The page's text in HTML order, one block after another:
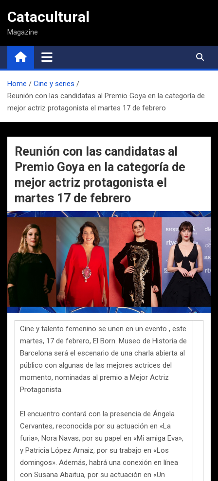
contenido
Catacultural
Magazine
Home
Cine y series
Reunión con las candidatas al Premio Goya en la categoría de
mejor actriz protagonista el martes 17 de febrero
Reunión con las candidatas al
Premio Goya en la categoría de
mejor actriz protagonista el
martes 17 de febrero
Cine y talento femenino se unen en un evento , este
martes, 17 de febrero, El Born. Museo de Historia de
Barcelona será el escenario de una charla abierta al
público con algunas de las mejores actrices del
momento, nominadas al premio a Mejor Actriz
Protagonista.
El encuentro contará con la presencia de Ángela
Cervantes, reconocida por su actuación en «La
furia», Nora Navas, por su papel en «Mi amiga Eva»,
y Patricia López Arnaiz, por su trabajo en «Los
domingos». Además, habrá una conexión en línea
con Susana Abaitua, por su actuación en «Un